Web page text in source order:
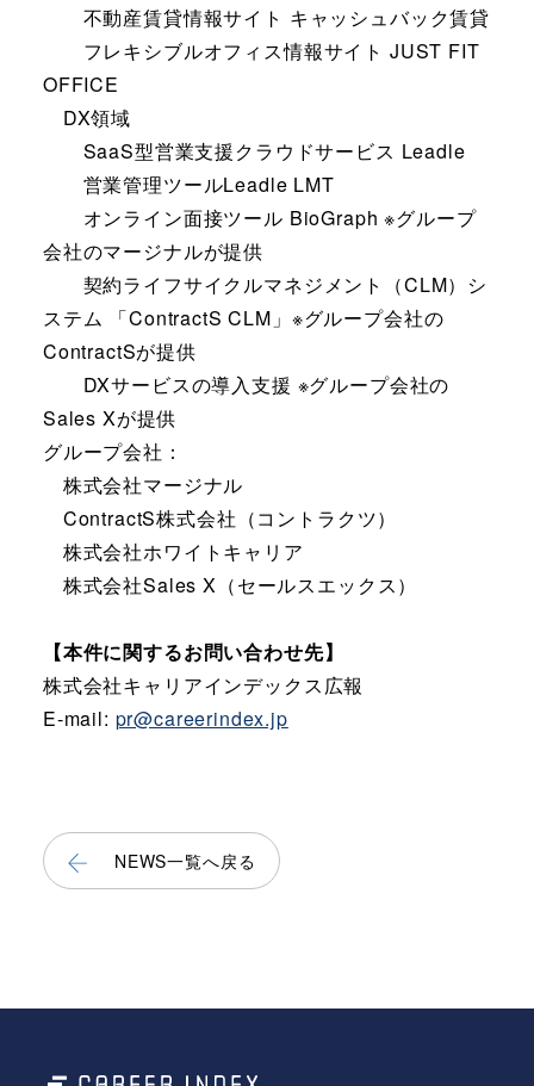
不動産賃貸情報サイト キャッシュバック賃貸
フレキシブルオフィス情報サイト JUST FIT
OFFICE
DX領域
SaaS型営業支援クラウドサービス Leadle
営業管理ツールLeadle LMT
オンライン面接ツール BioGraph ※グループ
会社のマージナルが提供
契約ライフサイクルマネジメント（CLM）シ
ステム 「ContractS CLM」※グループ会社の
ContractSが提供
DXサービスの導入支援 ※グループ会社の
Sales Xが提供
グループ会社：
株式会社マージナル
ContractS株式会社（コントラクツ）
株式会社ホワイトキャリア
株式会社Sales X（セールスエックス）
【本件に関するお問い合わせ先】
株式会社キャリアインデックス広報
E-mail: pr@careerindex.jp
NEWS一覧へ戻る